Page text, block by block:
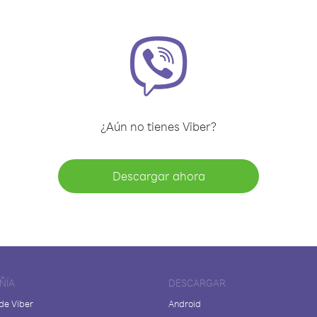
¿Aún no tienes Viber?
Descargar ahora
Viber
DESCARGAR
Android